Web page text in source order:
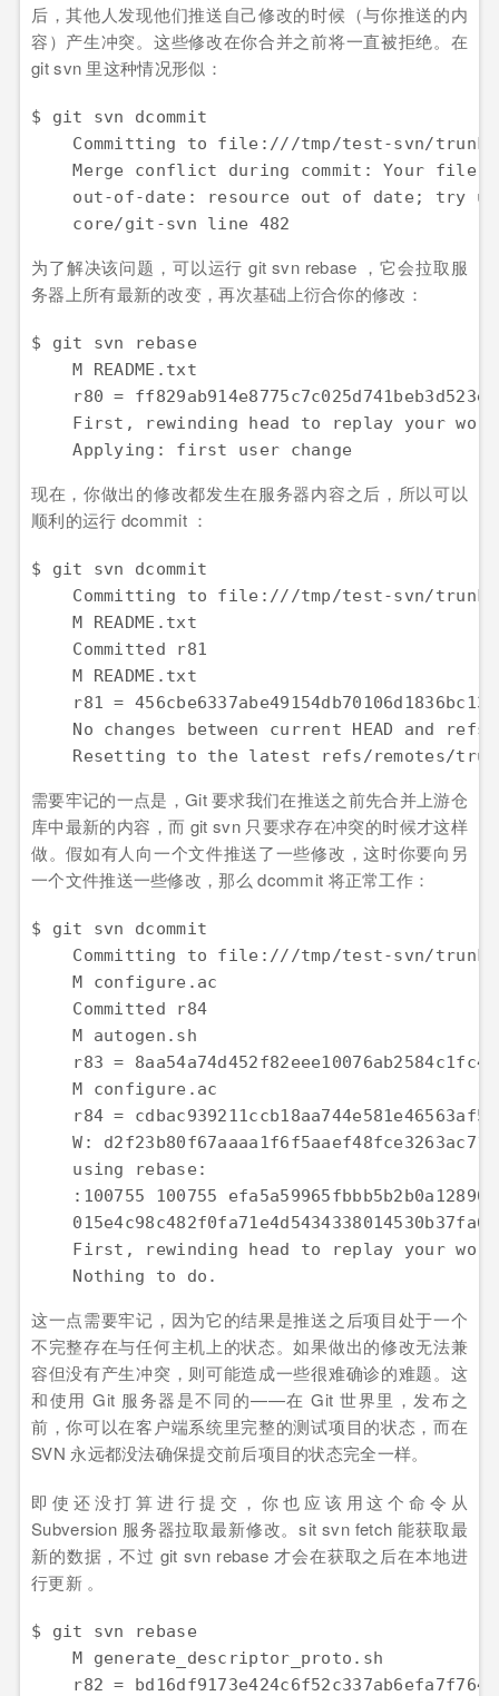
后，其他人发现他们推送自己修改的时候（与你推送的内
容）产生冲突。这些修改在你合并之前将一直被拒绝。在
git svn 里这种情况形似：
$ git svn dcommit
Committing to file:///tmp/test-svn/trunk
Merge conflict during commit: Your file
out-of-date: resource out of date; try
    core/git-svn line 482
为了解决该问题，可以运行 git svn rebase ，它会拉取服
务器上所有最新的改变，再次基础上衍合你的修改：
$ git svn rebase
    M README.txt
r80 =
First, rewinding head to replay your
    Applying: first user change
现在，你做出的修改都发生在服务器内容之后，所以可以
顺利的运行 dcommit ：
$ git svn dcommit
Committing to file:///tmp/test-svn/trunk
    M README.txt
    Committed r81
    M README.txt
r81 =
No changes between current HEAD and
Resetting to the latest refs/remotes/
需要牢记的一点是，Git 要求我们在推送之前先合并上游仓
库中最新的内容，而 git svn 只要求存在冲突的时候才这样
做。假如有人向一个文件推送了一些修改，这时你要向另
一个文件推送一些修改，那么 dcommit 将正常工作：
$ git svn dcommit
Committing to file:///tmp/test-svn/trunk
    M configure.ac
    Committed r84
    M autogen.sh
r83 =
    M configure.ac
r84 =
W:
    using rebase:
:100755 100755
015e4c98c482f0fa71e4d5434338014530b37fa6
First, rewinding head to replay your
    Nothing to do.
这一点需要牢记，因为它的结果是推送之后项目处于一个
不完整存在与任何主机上的状态。如果做出的修改无法兼
容但没有产生冲突，则可能造成一些很难确诊的难题。这
和使用 Git 服务器是不同的——在 Git 世界里，发布之
前，你可以在客户端系统里完整的测试项目的状态，而在
SVN 永远都没法确保提交前后项目的状态完全一样。
即使还没打算进行提交，你也应该用这个命令从
Subversion 服务器拉取最新修改。sit svn fetch 能获取最
新的数据，不过 git svn rebase 才会在获取之后在本地进
行更新 。
$ git svn rebase
    M generate_descriptor_proto.sh
r82 =